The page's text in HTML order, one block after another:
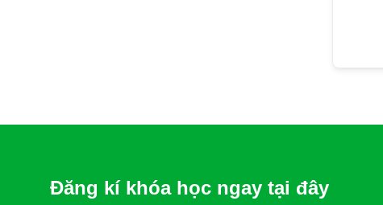
Đăng kí khóa học ngay tại đây